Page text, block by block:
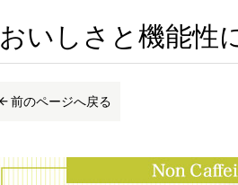
おいしさと機能性
前のページへ戻る